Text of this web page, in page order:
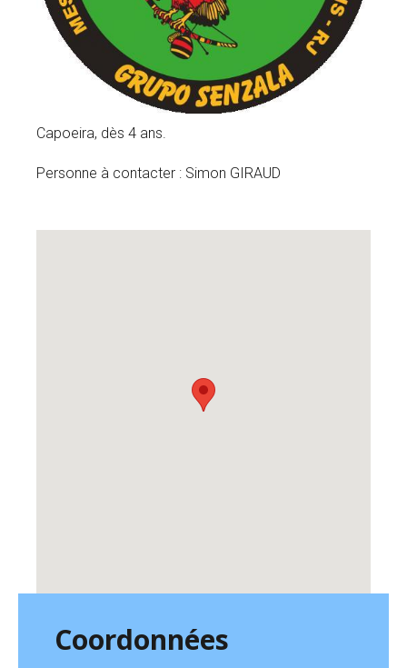
Capoeira, dès 4 ans.
Personne à contacter : Simon GIRAUD
Coordonnées